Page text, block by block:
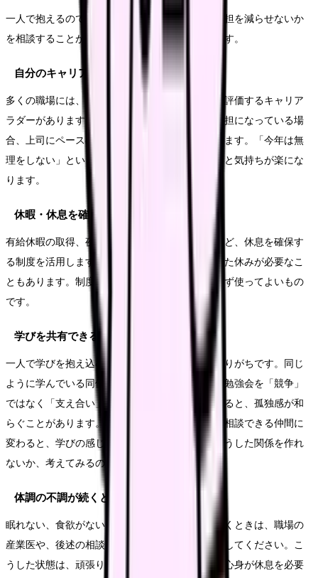
一人で抱えるのではなく、職場の仕組みとして負担を減らせないか
を相談することが、持続可能な学びにつながります。
自分のキャリアラダーのペースを相談する
多くの職場には、看護職員の能力開発を段階的に評価するキャリア
ラダーがあります。このペースが自分に合わず負担になっている場
合、上司にペースの調整を相談できることがあります。「今年は無
理をしない」という選択を、職場と共有しておくと気持ちが楽にな
ります。
休暇・休息を確保する
有給休暇の取得、夜勤回数の調整、連休の確保など、休息を確保す
る制度を活用します。心身の回復には、まとまった休みが必要なこ
ともあります。制度として使えるものは、遠慮せず使ってよいもの
です。
学びを共有できる仲間・環境を見つける
一人で学びを抱え込むと、負担も焦りも大きくなりがちです。同じ
ように学んでいる同僚と進捗を分かち合ったり、勉強会を「競争」
ではなく「支え合い」の場として捉え直したりすると、孤独感が和
らぐことがあります。比較の対象だった周囲が、相談できる仲間に
変わると、学びの感じ方も変わります。職場にそうした関係を作れ
ないか、考えてみるのも一つの方法です。
体調の不調が続くときは産業医・相談窓口へ
眠れない、食欲がない、気力が湧かない状態が続くときは、職場の
産業医や、後述の相談窓口に相談することを検討してください。こ
うした状態は、頑張りが足りないからではなく、心身が休息を必要